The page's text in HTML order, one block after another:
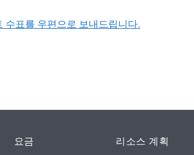
수표를 우편으로 보내드립니다.
요금 리소스 계획